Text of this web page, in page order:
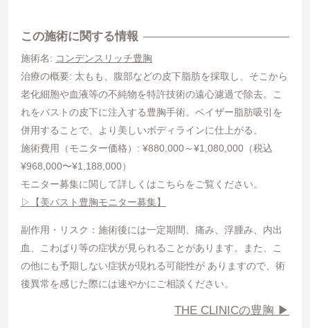
この施術に関する情報
施術名: コンデンスリッチ豊胸
治療の概要: 太もも、腹部などの皮下脂肪を採取し、そこから
老化細胞や血液等の不純物を特許技術の遠心濾過で除去。こ
れをバストの皮下に注入する豊胸手術。ベイザー脂肪吸引を
併用することで、より美しいボディラインに仕上がる。
施術費用（モニター価格）: ¥880,000～¥1,080,000（税込
¥968,000〜¥1,188,000）
モニター募集に関して詳しくはこちらをご覧ください。
▷【美バスト豊胸モニター募集】
副作用・リスク：施術後には一定期間、痛み、浮腫み、内出
血、こわばり等の症状が見られることがあります。また、こ
の他にも予期しない症状が現れる可能性が ありますので、術
後異常を感じた際には速やかにご相談ください。
THE CLINICの豊胸 ▶︎